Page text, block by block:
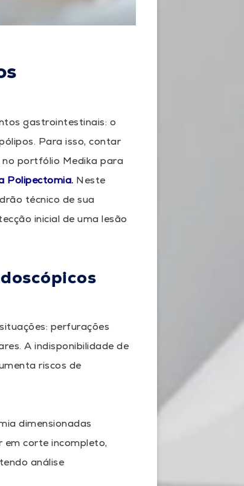
gastrointestinais: o
Para isso, contar
no portfólio Medika para
Polipectomia. Neste
técnico de sua
inicial de uma lesão
perfurações
A indisponibilidade de
riscos de
dimensionadas
em corte incompleto,
análise